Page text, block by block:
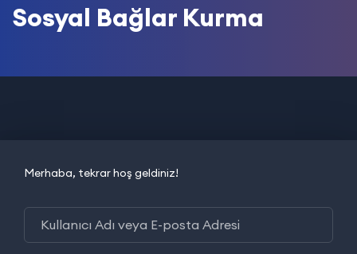
Sosyal Bağlar Kurma
Merhaba, tekrar hoş geldiniz!